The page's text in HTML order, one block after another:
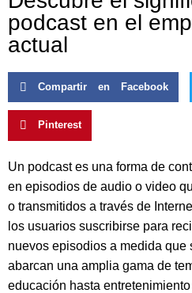
podcast en el
actual
Compartir en Facebook
Pinterest
Un podcast es una forma de
en episodios de audio o video
o transmitidos a través de
los usuarios suscribirse para
nuevos episodios a medida que
abarcan una amplia gama de
educación hasta